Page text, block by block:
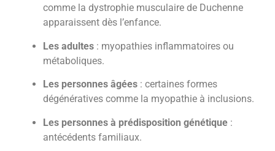
comme la dystrophie musculaire de Duchenne
apparaissent dès l’enfance.
Les adultes : myopathies inflammatoires ou
métaboliques.
Les personnes âgées : certaines formes
dégénératives comme la myopathie à inclusions.
Les personnes à prédisposition génétique :
antécédents familiaux.